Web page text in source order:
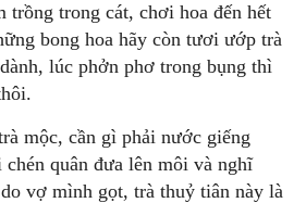
trồng trong cát, chơi hoa đến hết
bong hoa hãy còn tươi ướp trà
lúc phởn phơ trong bụng thì
mộc, cần gì phải nước giếng
chén quân đưa lên môi và nghĩ
vợ mình gọt, trà thuỷ tiân này là